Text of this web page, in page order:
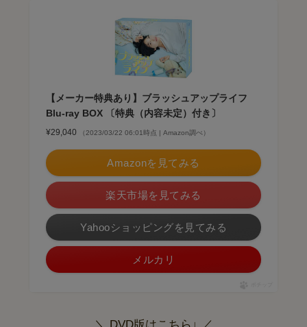
【メーカー特典あり】ブラッシュアップライフ
Blu-ray BOX 〔特典（内容未定）付き〕
¥29,040 （2023/03/22 06:01時点 | Amazon調べ）
Amazonを見てみる
楽天市場を見てみる
Yahooショッピングを見てみる
メルカリ
＼ DVD版はこちら↓ ／